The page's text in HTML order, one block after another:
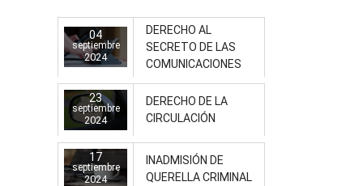
04
septiembre
2024
DERECHO AL
SECRETO DE LAS
COMUNICACIONES
23
septiembre
2024
DERECHO DE LA
CIRCULACIÓN
17
septiembre
2024
INADMISIÓN DE
QUERELLA CRIMINAL